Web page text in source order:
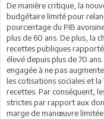
De manière critique, la
budgétaire limité pour
pourcentage du PIB
plus de 60 ans. De plus, la
recettes publiques
élevé depuis plus de 70
engagée à ne pas
les cotisations sociales et
recettes. Par conséquent,
strictes par rapport aux
marge de manœuvre